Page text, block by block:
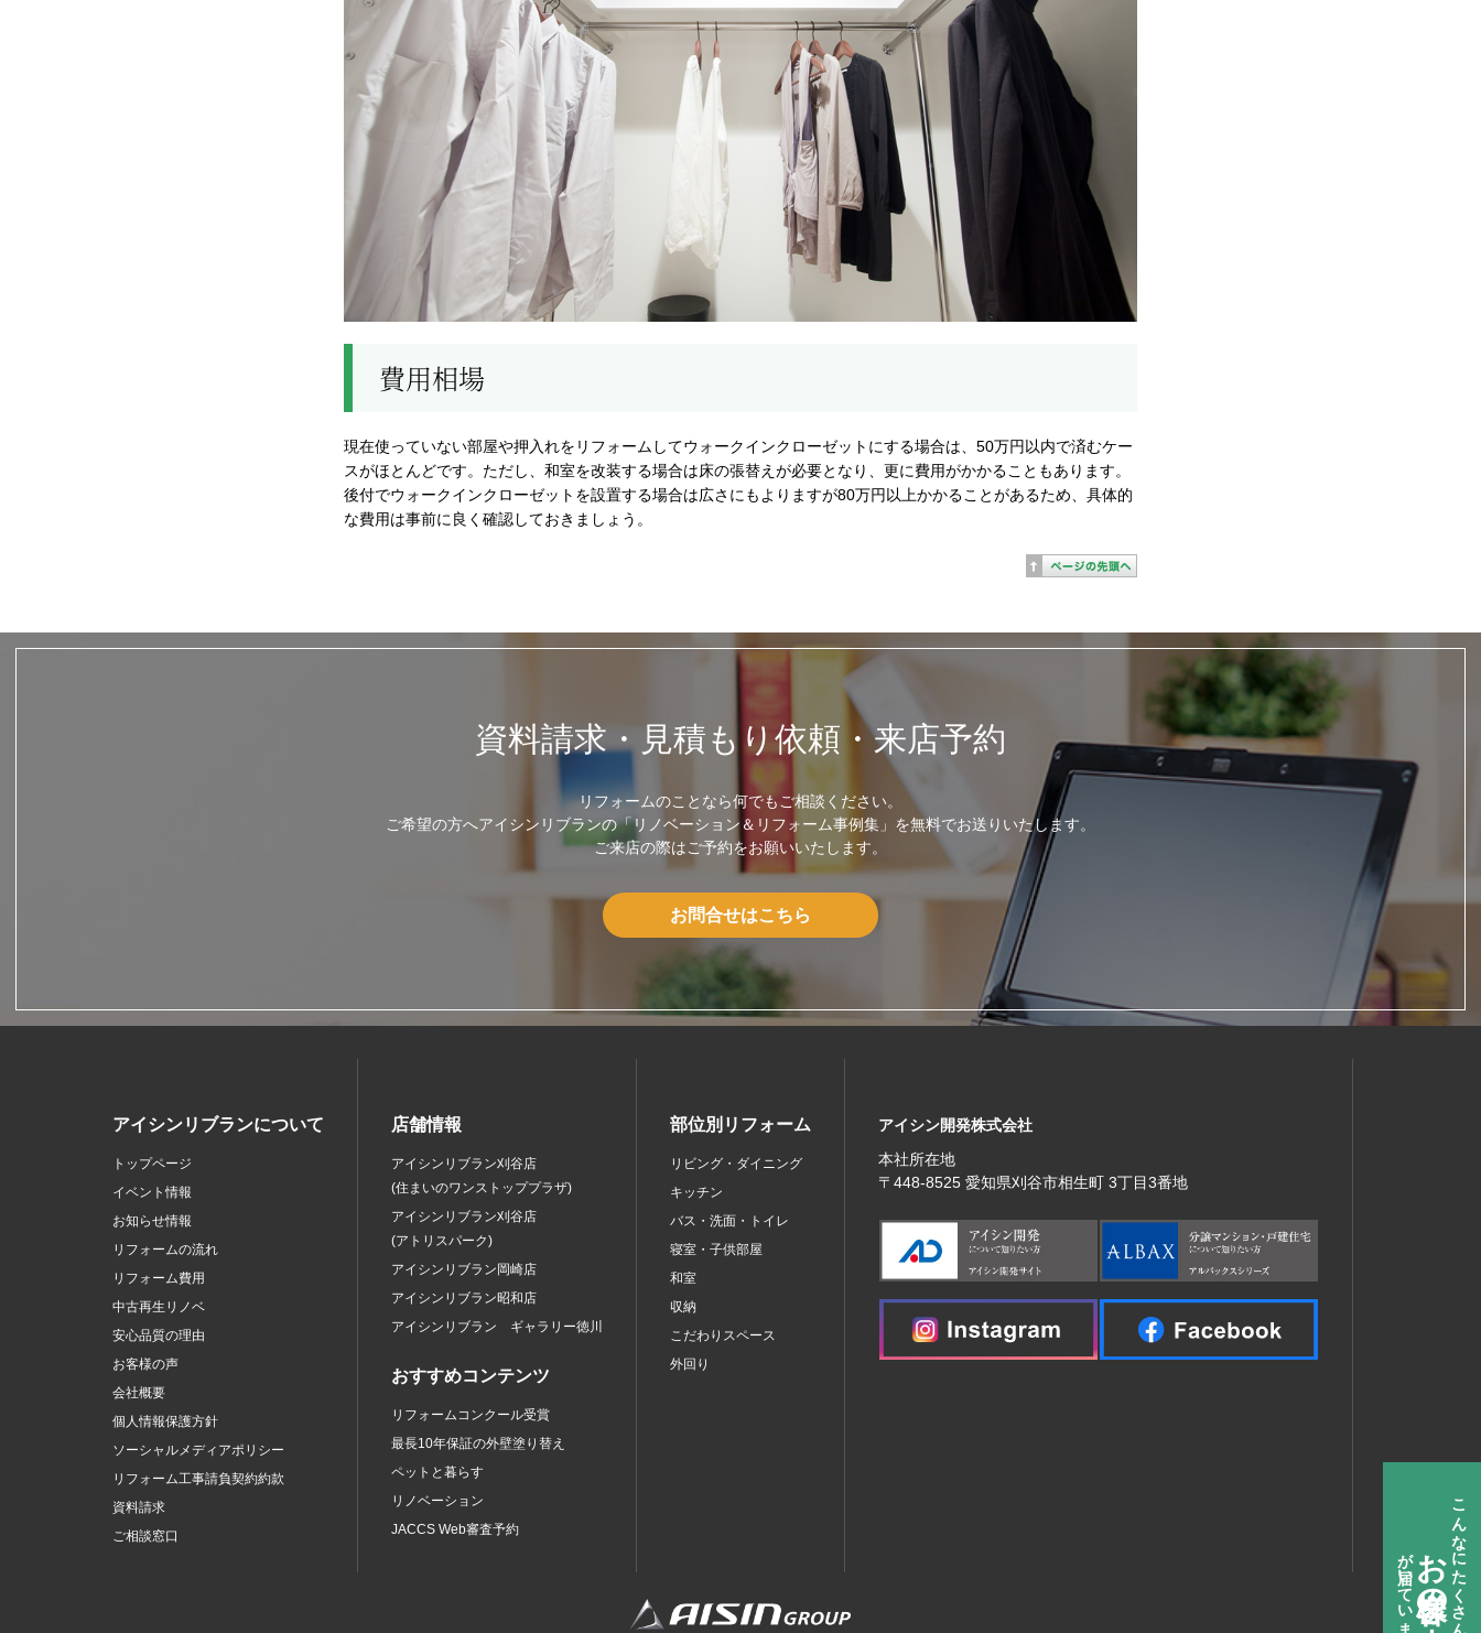
お客様の声
費用相場
現在使っていない部屋や押入れをリフォームしてウォークインクローゼットにする場合は、50万円以内で済むケー
スがほとんどです。ただし、和室を改装する場合は床の張替えが必要となり、更に費用がかかることもあります。
後付でウォークインクローゼットを設置する場合は広さにもよりますが80万円以上かかることがあるため、具体的
な費用は事前に良く確認しておきましょう。
資料請求・見積もり依頼・来店予約
リフォームのことなら何でもご相談ください。
ご希望の方へアイシンリブランの「リノベーション＆リフォーム事例集」を無料でお送りいたします。
ご来店の際はご予約をお願いいたします。
お問合せはこちら
アイシンリブランについて
トップページ
イベント情報
お知らせ情報
リフォームの流れ
リフォーム費用
中古再生リノベ
安心品質の理由
お客様の声
会社概要
個人情報保護方針
ソーシャルメディアポリシー
リフォーム工事請負契約約款
資料請求
ご相談窓口
店舗情報
アイシンリブラン刈谷店
(住まいのワンストッププラザ)
アイシンリブラン刈谷店
(アトリスパーク)
アイシンリブラン岡崎店
アイシンリブラン昭和店
アイシンリブラン ギャラリー徳川
おすすめコンテンツ
リフォームコンクール受賞
最長10年保証の外壁塗り替え
ペットと暮らす
リノベーション
JACCS Web審査予約
部位別リフォーム
リビング・ダイニング
キッチン
バス・洗面・トイレ
寝室・子供部屋
和室
収納
こだわりスペース
外回り
アイシン開発株式会社
本社所在地
〒448‐8525 愛知県刈谷市相生町 3丁目3番地